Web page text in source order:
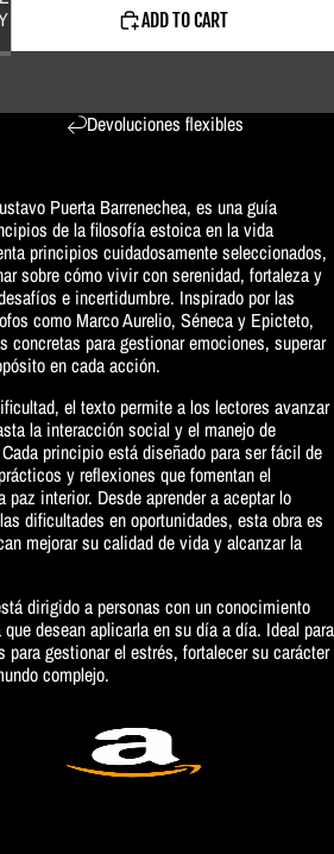
ADD TO CART
Devoluciones flexibles
Puerta Barrenechea, es una guía
de la filosofía estoica en la vida
principios cuidadosamente seleccionados,
sobre cómo vivir con serenidad, fortaleza y
e incertidumbre. Inspirado por las
como Marco Aurelio, Séneca y Epicteto,
concretas para gestionar emociones, superar
en cada acción.
el texto permite a los lectores avanzar
la interacción social y el manejo de
principio está diseñado para ser fácil de
y reflexiones que fomentan el
interior. Desde aprender a aceptar lo
dificultades en oportunidades, esta obra es
mejorar su calidad de vida y alcanzar la
dirigido a personas con un conocimiento
desean aplicarla en su día a día. Ideal para
para gestionar el estrés, fortalecer su carácter
complejo.